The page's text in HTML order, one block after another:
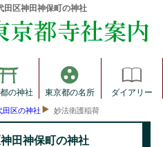
田区神田神保町の神社
の神社 東京都の名所 ダイアリー
田区の神社 妙法衛護稲荷
田神保町の神社